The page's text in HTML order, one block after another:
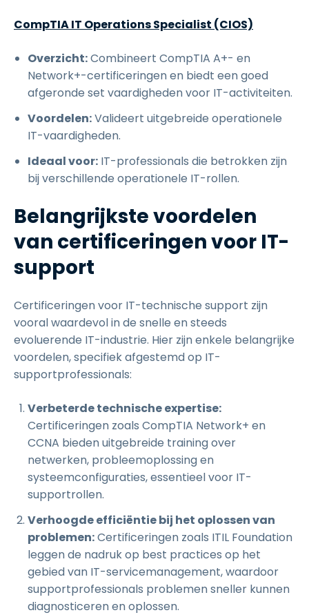
CompTIA IT Operations Specialist (CIOS)
Overzicht:Combineert CompTIA A+- en
Network+-certificeringen en biedt een goed
afgeronde set vaardigheden voor IT-activiteiten.
Voordelen:Valideert uitgebreide operationele
IT-vaardigheden.
Ideaal voor: IT-professionals die betrokken zijn
bij verschillende operationele IT-rollen.
Belangrijkste voordelen
van certificeringen voor IT-
support
Certificeringen voor IT-technische support zijn
vooral waardevol in de snelle en steeds
evoluerende IT-industrie. Hier zijn enkele belangrijke
voordelen, specifiek afgestemd op IT-
supportprofessionals:
Verbeterde technische expertise:
Certificeringen zoals CompTIA Network+ en
CCNA bieden uitgebreide training over
netwerken, probleemoplossing en
systeemconfiguraties, essentieel voor IT-
supportrollen.
Verhoogde efficiëntie bij het oplossen van
problemen:Certificeringen zoals ITIL Foundation
leggen de nadruk op best practices op het
gebied van IT-servicemanagement, waardoor
supportprofessionals problemen sneller kunnen
diagnosticeren en oplossen.